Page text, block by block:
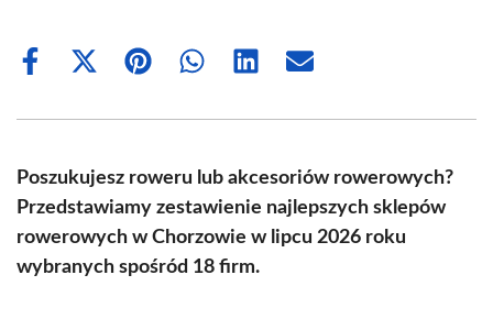
Share
Share
(Twitter)
Share Share Share Share
Poszukujesz roweru lub akcesoriów rowerowych?
Przedstawiamy zestawienie najlepszych sklepów
rowerowych w Chorzowie w lipcu 2026 roku
wybranych spośród 18 firm.